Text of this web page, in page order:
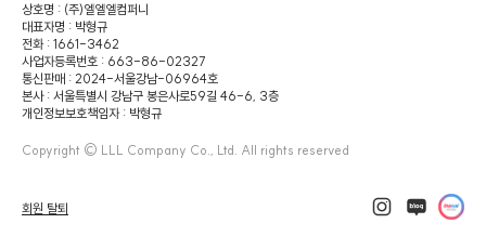
상호명 : (주)엘엘엘컴퍼니
대표자명 : 박형규
전화 : 1661-3462
사업자등록번호 : 663-86-02327
통신판매 : 2024-서울강남-06964호
본사 : 서울특별시 강남구 봉은사로59길 46-6, 3층
개인정보보호책임자 : 박형규
Copyright © LLL Company Co., Ltd. All rights reserved
회원 탈퇴